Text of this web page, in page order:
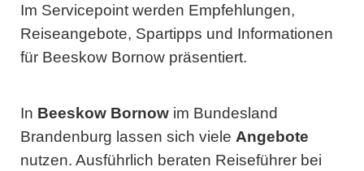
Im Servicepoint werden Empfehlungen,
Reiseangebote, Spartipps und Informationen
für Beeskow Bornow präsentiert.
In Beeskow Bornowim Bundesland
Brandenburg lassen sich viele Angebote
nutzen. Ausführlich beraten Reiseführer bei